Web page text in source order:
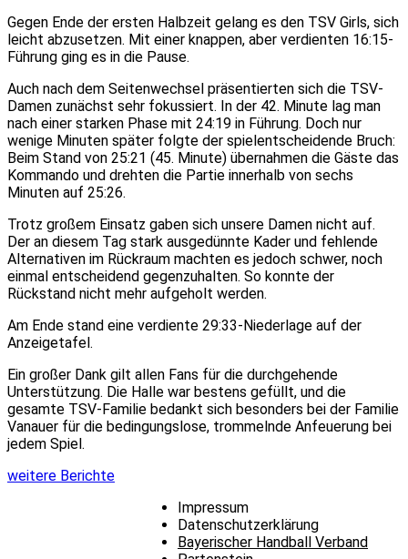
Gegen Ende der ersten Halbzeit gelang es den TSV Girls, sich
leicht abzusetzen. Mit einer knappen, aber verdienten 16:15-
Führung ging es in die Pause.
Auch nach dem Seitenwechsel präsentierten sich die TSV-
Damen zunächst sehr fokussiert. In der 42. Minute lag man
nach einer starken Phase mit 24:19 in Führung. Doch nur
wenige Minuten später folgte der spielentscheidende Bruch:
Beim Stand von 25:21 (45. Minute) übernahmen die Gäste das
Kommando und drehten die Partie innerhalb von sechs
Minuten auf 25:26.
Trotz großem Einsatz gaben sich unsere Damen nicht auf.
Der an diesem Tag stark ausgedünnte Kader und fehlende
Alternativen im Rückraum machten es jedoch schwer, noch
einmal entscheidend gegenzuhalten. So konnte der
Rückstand nicht mehr aufgeholt werden.
Am Ende stand eine verdiente 29:33-Niederlage auf der
Anzeigetafel.
Ein großer Dank gilt allen Fans für die durchgehende
Unterstützung. Die Halle war bestens gefüllt, und die
gesamte TSV-Familie bedankt sich besonders bei der Familie
Vanauer für die bedingungslose, trommelnde Anfeuerung bei
jedem Spiel.
weitere Berichte
Impressum
Datenschutzerklärung
Bayerischer Handball Verband